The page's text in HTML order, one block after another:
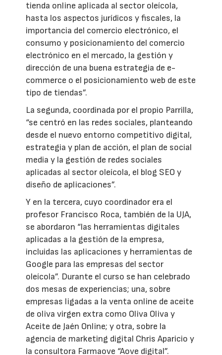
tienda online aplicada al sector oleícola,
hasta los aspectos jurídicos y fiscales, la
importancia del comercio electrónico, el
consumo y posicionamiento del comercio
electrónico en el mercado, la gestión y
dirección de una buena estrategia de e-
commerce o el posicionamiento web de este
tipo de tiendas”.
La segunda, coordinada por el propio Parrilla,
“se centró en las redes sociales, planteando
desde el nuevo entorno competitivo digital,
estrategia y plan de acción, el plan de social
media y la gestión de redes sociales
aplicadas al sector oleícola, el blog SEO y
diseño de aplicaciones”.
Y en la tercera, cuyo coordinador era el
profesor Francisco Roca, también de la UJA,
se abordaron “las herramientas digitales
aplicadas a la gestión de la empresa,
incluidas las aplicaciones y herramientas de
Google para las empresas del sector
oleícola”. Durante el curso se han celebrado
dos mesas de experiencias; una, sobre
empresas ligadas a la venta online de aceite
de oliva virgen extra como Oliva Oliva y
Aceite de Jaén Online; y otra, sobre la
agencia de marketing digital Chris Aparicio y
la consultora Farmaove “Aove digital”.